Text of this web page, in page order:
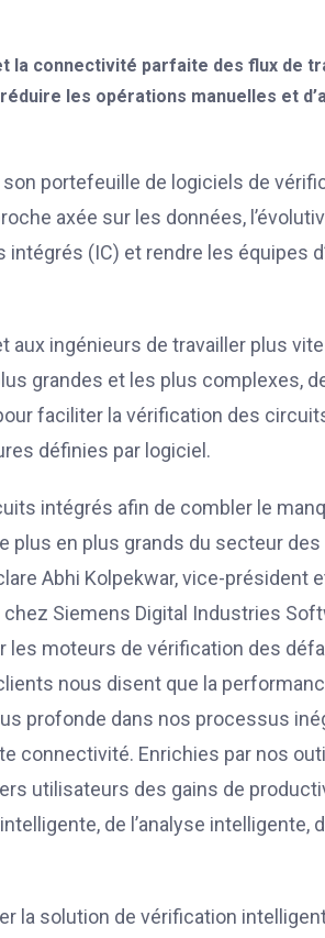
la connectivité parfaite des flux de
les opérations manuelles et
portefeuille de logiciels de
axée sur les données,
(IC) et rendre les équipes
aux ingénieurs de travailler plus
grandes et les plus complexes, de
faciliter la vérification des
définies par logiciel.
intégrés afin de combler le
plus en plus grands du secteur
Abhi Kolpekwar, vice-président
Siemens Digital Industries
les moteurs de vérification des
nous disent que la
profonde dans nos processus
connectivité. Enrichies par nos
utilisateurs des gains de
de l’analyse intelligente,
la solution de vérification